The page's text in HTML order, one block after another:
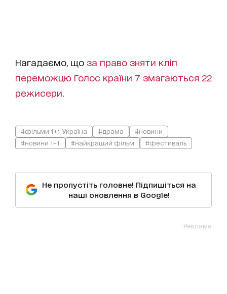
Нагадаємо, що за право зняти кліп
переможцю Голос країни 7 змагаються 22
режисери
#фільми 1+1 Україна #драма
#новини
#новини 1+1
#найкращий фільм #фестиваль
Не пропустіть головне! Підпишіться на
наші оновлення в Google!
Реклама